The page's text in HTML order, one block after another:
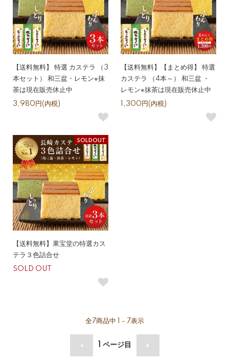
【送料無料】 特選 カステラ （3
本セット） 和三盆・レモン※抹
茶は現在販売休止中
3,980円(内税)
【送料無料】【まとめ得】 特選
カステラ （4本～） 和三盆 ・
レモン※抹茶は現在販売休止中
1,300円(内税)
SOLDOUT
【送料無料】果宝堂の特選カス
テラ３色詰合せ
SOLD OUT
全7商品中 1 - 7表示
ページ目